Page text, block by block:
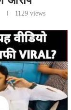
1129 views